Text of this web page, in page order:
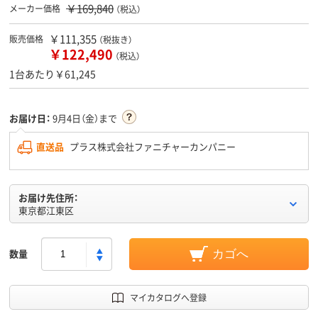
メーカー価格 ￥169,840 （税込）
販売価格 ￥111,355 （税抜き）
￥122,490 （税込）
1台あたり￥61,245
お届け日： 9月4日（金）まで
直送品 プラス株式会社ファニチャーカンパニー
お届け先住所：
東京都江東区
数量 カゴへ
マイカタログへ登録